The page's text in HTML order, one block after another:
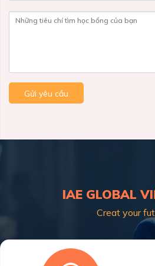
Những tiêu chí tìm học bổng của bạn
Gửi yêu cầu
IAE GLOBAL
Creat your